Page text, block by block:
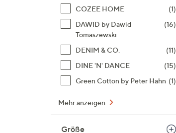
COZEE HOME
(1)
DAWID by Dawid
Tomaszewski
(16)
DENIM & CO.
(11)
DINE 'N' DANCE
(15)
Green Cotton by Peter Hahn (1)
Mehr anzeigen
Größe